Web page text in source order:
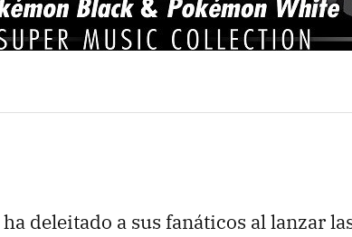
ha deleitado a sus fanáticos al lanzar